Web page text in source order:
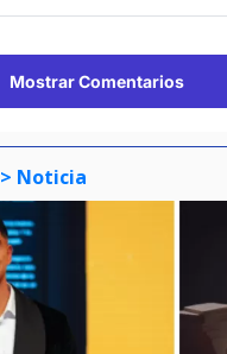
Mostrar Comentarios
> Noticia